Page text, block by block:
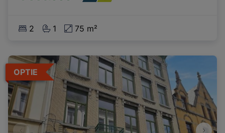
2 1 75 m²
OPTIE